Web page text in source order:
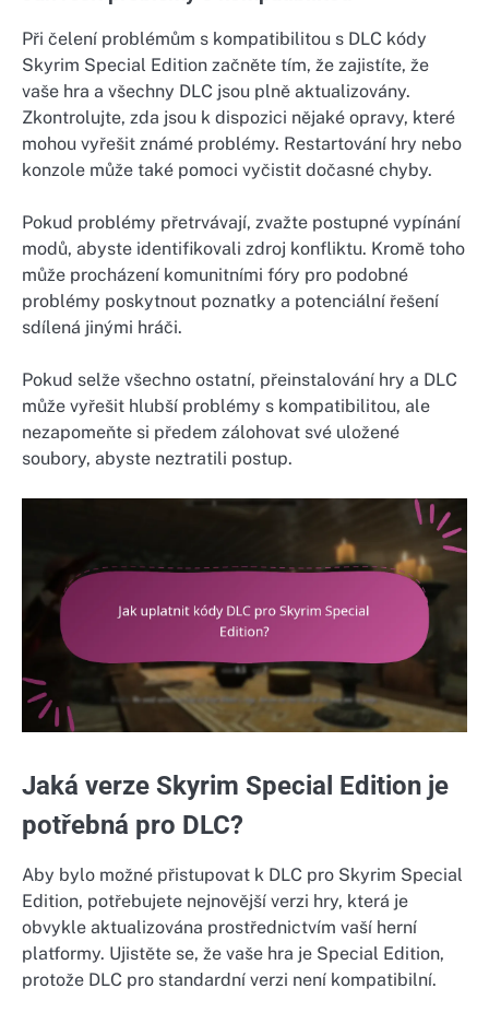
Při čelení problémům s kompatibilitou s DLC kódy
Skyrim Special Edition začněte tím, že zajistíte, že
vaše hra a všechny DLC jsou plně aktualizovány.
Zkontrolujte, zda jsou k dispozici nějaké opravy, které
mohou vyřešit známé problémy. Restartování hry nebo
konzole může také pomoci vyčistit dočasné chyby.
Pokud problémy přetrvávají, zvažte postupné vypínání
modů, abyste identifikovali zdroj konfliktu. Kromě toho
může procházení komunitními fóry pro podobné
problémy poskytnout poznatky a potenciální řešení
sdílená jinými hráči.
Pokud selže všechno ostatní, přeinstalování hry a DLC
může vyřešit hlubší problémy s kompatibilitou, ale
nezapomeňte si předem zálohovat své uložené
soubory, abyste neztratili postup.
Jaká verze Skyrim Special Edition je
potřebná pro DLC?
Aby bylo možné přistupovat k DLC pro Skyrim Special
Edition, potřebujete nejnovější verzi hry, která je
obvykle aktualizována prostřednictvím vaší herní
platformy. Ujistěte se, že vaše hra je Special Edition,
protože DLC pro standardní verzi není kompatibilní.